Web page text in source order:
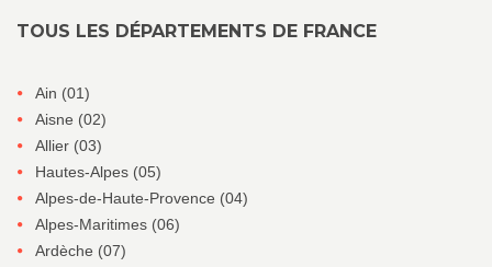
TOUS LES DÉPARTEMENTS DE FRANCE
Ain (01)
Aisne (02)
Allier (03)
Hautes-Alpes (05)
Alpes-de-Haute-Provence (04)
Alpes-Maritimes (06)
Ardèche (07)